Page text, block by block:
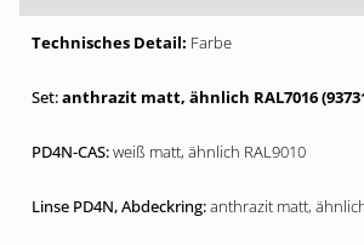
Farbe
anthrazit matt, ähnlich RAL7016
weiß matt, ähnlich RAL9010
anthrazit matt,